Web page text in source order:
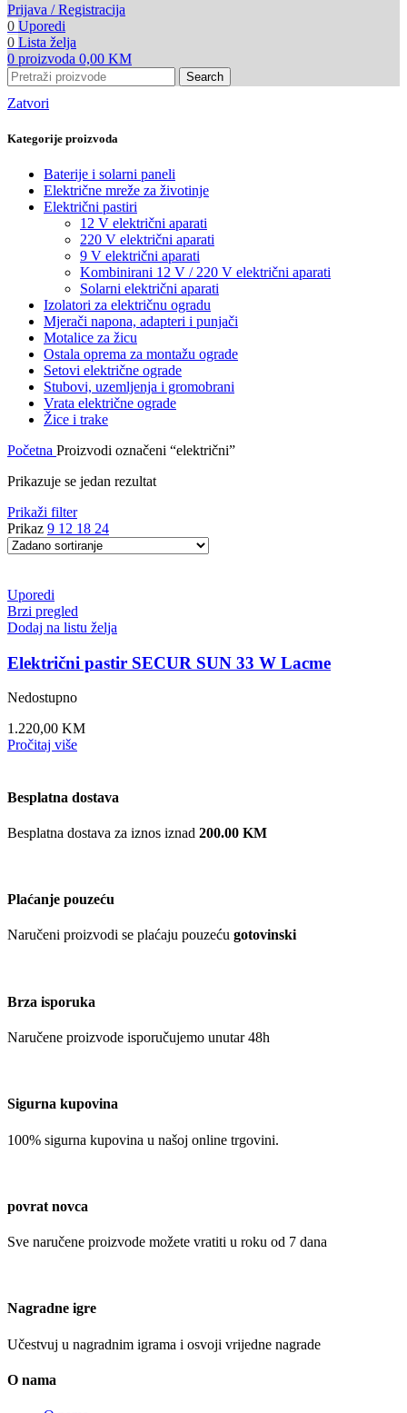
Prijava / Registracija
0 Uporedi
0 Lista želja
0 proizvoda 0,00 KM
Search
Zatvori
Kategorije proizvoda
Baterije i solarni paneli
Električne mreže za životinje
Električni pastiri
12 V električni aparati
220 V električni aparati
9 V električni aparati
Kombinirani 12 V / 220 V električni aparati
Solarni električni aparati
Izolatori za električnu ogradu
Mjerači napona, adapteri i punjači
Motalice za žicu
Ostala oprema za montažu ograde
Setovi električne ograde
Stubovi, uzemljenja i gromobrani
Vrata električne ograde
Žice i trake
Početna Proizvodi označeni “električni”
Prikazuje se jedan rezultat
Prikaži filter
Prikaz 9 12 18 24
Uporedi
Brzi pregled
Dodaj na listu želja
Električni pastir SECUR SUN 33 W Lacme
Nedostupno
1.220,00 KM
Pročitaj više
Besplatna dostava
Besplatna dostava za iznos iznad 200.00 KM
Plaćanje pouzeću
Naručeni proizvodi se plaćaju pouzeću gotovinski
Brza isporuka
Naručene proizvode isporučujemo unutar 48h
Sigurna kupovina
100% sigurna kupovina u našoj online trgovini.
povrat novca
Sve naručene proizvode možete vratiti u roku od 7 dana
Nagradne igre
Učestvuj u nagradnim igrama i osvoji vrijedne nagrade
O nama